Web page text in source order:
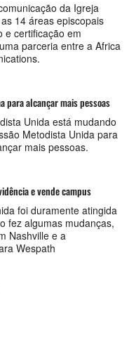
da Igreja
14 áreas episcopais
e certificação em
parceria entre a Africa
para alcançar mais pessoas
Unida está mudando
Metodista Unida para
mais pessoas.
e vende campus
foi duramente atingida
fez algumas mudanças,
Nashville e a
Wespath